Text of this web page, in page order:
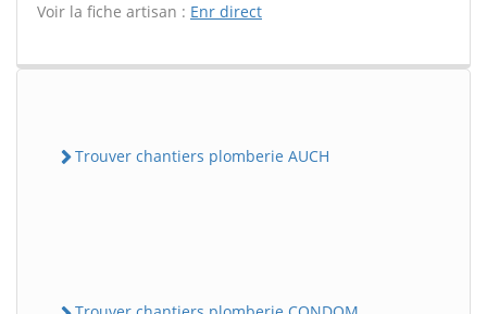
Voir la fiche artisan : Enr direct
Trouver chantiers plomberie AUCH